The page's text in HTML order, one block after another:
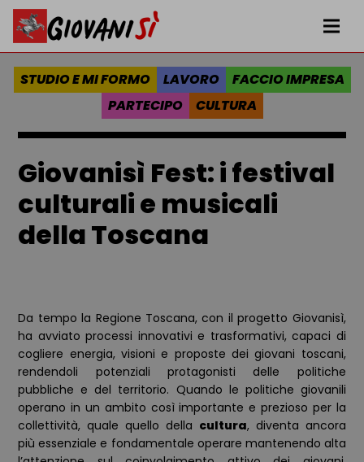
Vai al contenuto
Homepage Giovanisì - Progetto della Regione Toscana
STUDIO E MI FORMO LAVORO
FACCIO IMPRESA
PARTECIPO
CULTURA
Giovanisì Fest: i festival
culturali e musicali
della Toscana
Da tempo la Regione Toscana, con il progetto Giovanisì,
ha avviato processi innovativi e trasformativi, capaci di
cogliere energia, visioni e proposte dei giovani toscani,
rendendoli potenziali protagonisti delle politiche
pubbliche e del territorio. Quando le politiche giovanili
operano in un ambito così importante e prezioso per la
collettività, quale quello della cultura, diventa ancora
più essenziale e fondamentale operare mantenendo alta